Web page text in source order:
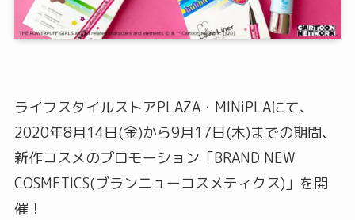
ライフスタイルストアPLAZA・MINiPLAにて、
2020年8月14日(金)から9月17日(木)までの期間、
新作コスメのプロモーション「BRAND NEW
COSMETICS(ブランニューコスメティクス)」を開
催！